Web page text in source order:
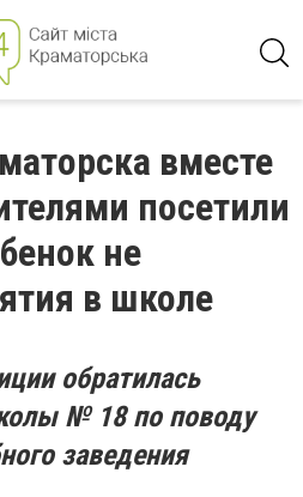
вместе
посетили
не
в школе
обратилась
№ 18 по поводу
заведения